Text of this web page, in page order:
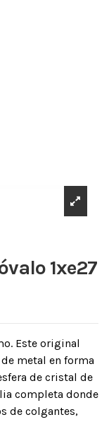
1xe27
Este original
metal en forma
de cristal de
completa donde
de colgantes,